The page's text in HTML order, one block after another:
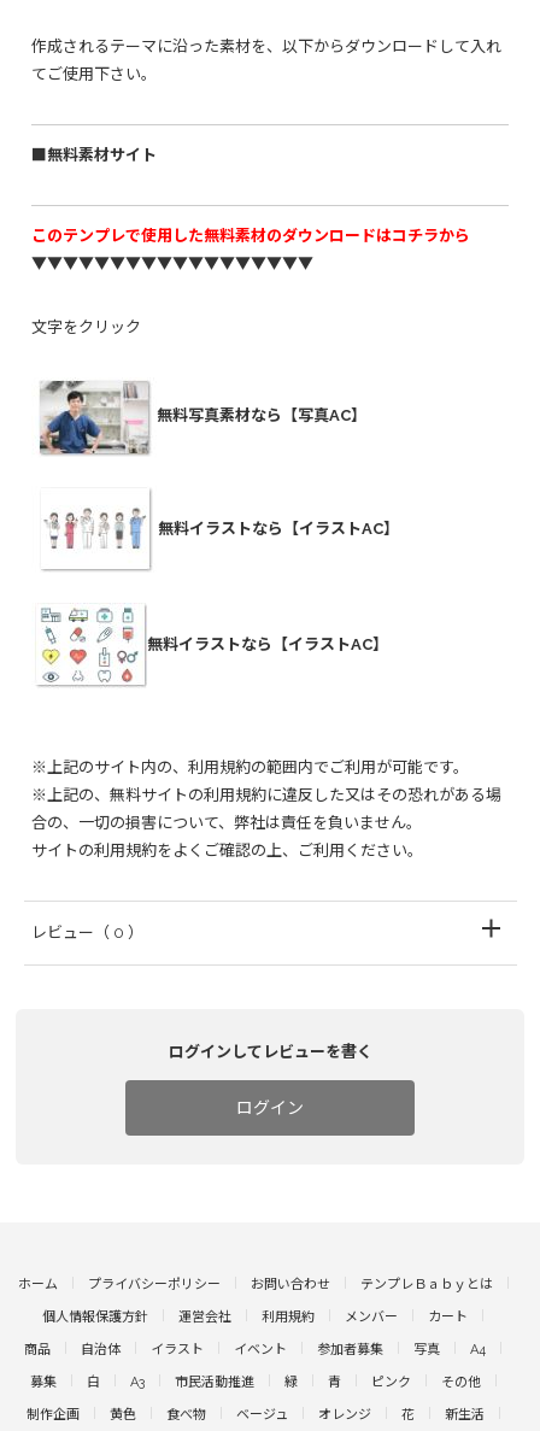
作成されるテーマに沿った素材を、以下からダウンロードして入れ
てご使用下さい。
■無料素材サイト
このテンプレで使用した無料素材のダウンロードはコチラから
▼▼▼▼▼▼▼▼▼▼▼▼▼▼▼▼▼▼
文字をクリック
無料写真素材なら【写真AC】
無料イラストなら【イラストAC】
無料イラストなら【イラストAC】
※上記のサイト内の、利用規約の範囲内でご利用が可能です。
※上記の、無料サイトの利用規約に違反した又はその恐れがある場
合の、一切の損害について、弊社は責任を負いません。
サイトの利用規約をよくご確認の上、ご利用ください。
レビュー （ 0 ）
ログインしてレビューを書く
ログイン
ホーム プライバシーポリシー お問い合わせ テンプレＢａｂｙとは
個人情報保護方針 運営会社 利用規約 メンバー カート
商品 自治体 イラスト イベント 参加者募集 写真 A4
募集 白 A3 市民活動推進 緑 青 ピンク その他
制作企画 黄色 食べ物 ベージュ オレンジ 花 新生活